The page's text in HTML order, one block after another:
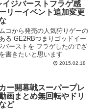
ジバーストフラゲ感
リーイベント追加変更
コから発売の人気狩りゲーの
る GE2RBつまりゴッドイー
バーストを フラゲしたのでざ
書きたいと思います
2015.02.18
ー開幕戦スーパープレ
画まとめ無回転やドリ
ど